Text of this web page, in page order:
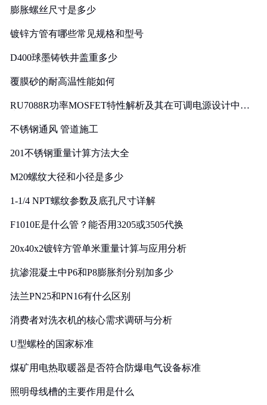
膨胀螺丝尺寸是多少
镀锌方管有哪些常见规格和型号
D400球墨铸铁井盖重多少
覆膜砂的耐高温性能如何
RU7088R功率MOSFET特性解析及其在可调电源设计中的
不锈钢通风 管道施工
201不锈钢重量计算方法大全
M20螺纹大径和小径是多少
1-1/4 NPT螺纹参数及底孔尺寸详解
F1010E是什么管？能否用3205或3505代换
20x40x2镀锌方管单米重量计算与应用分析
抗渗混凝土中P6和P8膨胀剂分别加多少
法兰PN25和PN16有什么区别
消费者对洗衣机的核心需求调研与分析
U型螺栓的国家标准
煤矿用电热取暖器是否符合防爆电气设备标准
照明母线槽的主要作用是什么